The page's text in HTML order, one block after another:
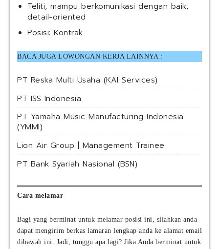
Teliti, mampu berkomunikasi dengan baik,
detail-oriented
Posisi: Kontrak
BACA JUGA LOWONGAN KERJA LAINNYA :
PT Reska Multi Usaha (KAI Services)
PT ISS Indonesia
PT Yamaha Music Manufacturing Indonesia
(YMMI)
Lion Air Group | Management Trainee
PT Bank Syariah Nasional (BSN)
Cara melamar
Bagi yang berminat untuk melamar posisi ini, silahkan anda
dapat mengirim berkas lamaran lengkap anda ke alamat email
dibawah ini. Jadi, tunggu apa lagi? Jika Anda berminat untuk